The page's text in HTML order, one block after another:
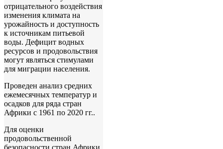
отрицательного воздействия
изменения климата на
урожайность и доступность
к источникам питьевой
воды. Дефицит водных
ресурсов и продовольствия
могут являться стимулами
для миграции населения.
Проведен анализ средних
ежемесячных температур и
осадков для ряда стран
Африки с 1961 по 2020 гг..
Для оценки
продовольственной
безопасности стран Африки